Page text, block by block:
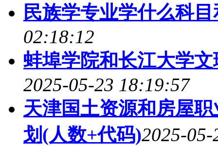
民族学专业学什么科
02:18:12
蚌埠学院和长江大学
2025-05-23 18:19:57
天津国土资源和房屋
划(人数+代码)2025-